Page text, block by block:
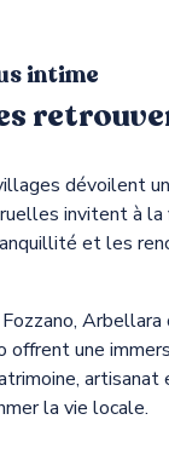
intime
dévoilent
invitent à la
et les
Arbellara
offrent une
la vie locale.